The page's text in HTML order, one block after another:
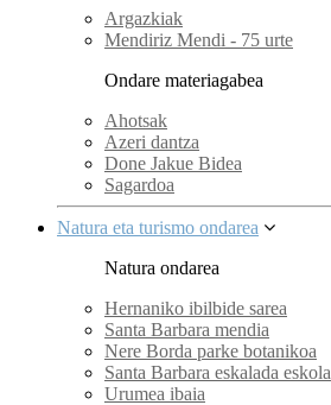
Argazkiak
Mendiriz Mendi - 75 urte
Ondare materiagabea
Ahotsak
Azeri dantza
Done Jakue Bidea
Sagardoa
Natura eta turismo ondarea
Natura ondarea
Hernaniko ibilbide sarea
Santa Barbara mendia
Nere Borda parke botanikoa
Santa Barbara eskalada eskola
Urumea ibaia